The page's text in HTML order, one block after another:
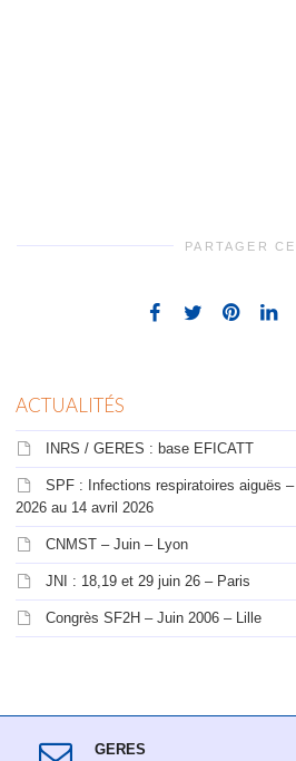
PARTAGER
ACTUALITÉS
INRS / GERES : base EFICATT
SPF : Infections respiratoires aiguës
2026 au 14 avril 2026
CNMST – Juin – Lyon
JNI : 18,19 et 29 juin 26 – Paris
Congrès SF2H – Juin 2006 – Lille
GERES